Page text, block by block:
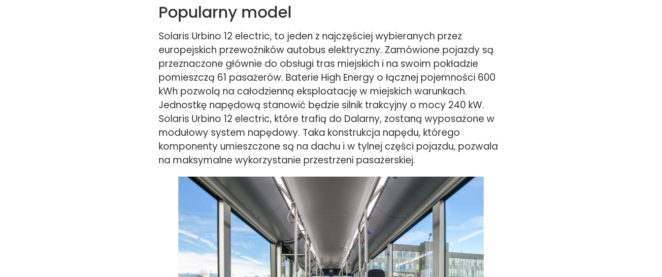
Popularny model
Solaris Urbino 12 electric, to jeden z najczęściej wybieranych przez
europejskich przewoźników autobus elektryczny. Zamówione pojazdy są
przeznaczone głównie do obsługi tras miejskich i na swoim pokładzie
pomieszczą 61 pasażerów. Baterie High Energy o łącznej pojemności 600
kWh pozwolą na całodzienną eksploatację w miejskich warunkach.
Jednostkę napędową stanowić będzie silnik trakcyjny o mocy 240 kW.
Solaris Urbino 12 electric, które trafią do Dalarny, zostaną wyposażone w
modułowy system napędowy. Taka konstrukcja napędu, którego
komponenty umieszczone są na dachu i w tylnej części pojazdu, pozwala
na maksymalne wykorzystanie przestrzeni pasażerskiej.